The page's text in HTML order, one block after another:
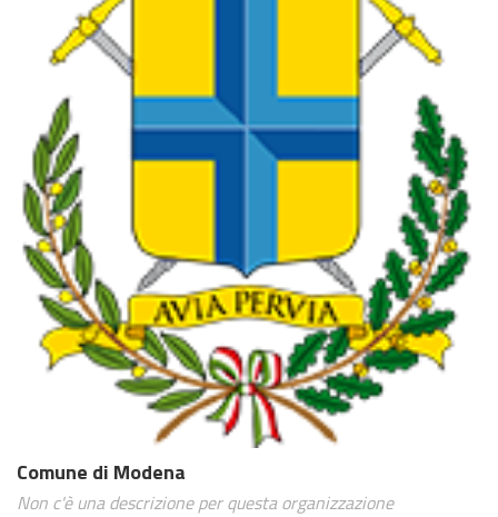
Comune di Modena
Non c'è una descrizione per questa organizzazione